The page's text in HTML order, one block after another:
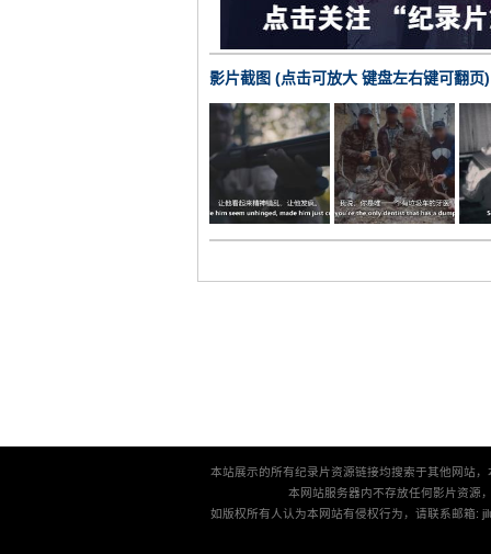
影片截图 (点击可放大 键盘左右键可翻页)
本站展示的所有纪录片资源链接均搜索于其他网站
本网站服务器内不存放任何影片资源
如版权所有人认为本网站有侵权行为，请联系邮箱: